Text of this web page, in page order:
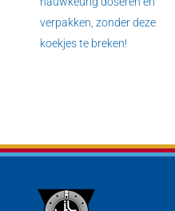
verpakken, zonder deze
koekjes te breken!